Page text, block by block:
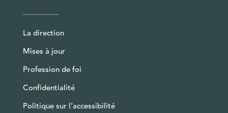
La direction
Mises à jour
Profession de foi
Confidentialité
Politique sur l’accessibilité